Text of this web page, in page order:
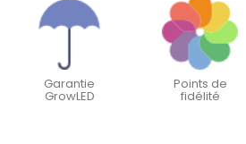
Garantie
GrowLED
Points de
fidélité